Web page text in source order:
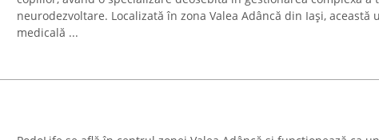
neurodezvoltare. Localizată în zona Valea Adâncă din Iași, această
medicală ...